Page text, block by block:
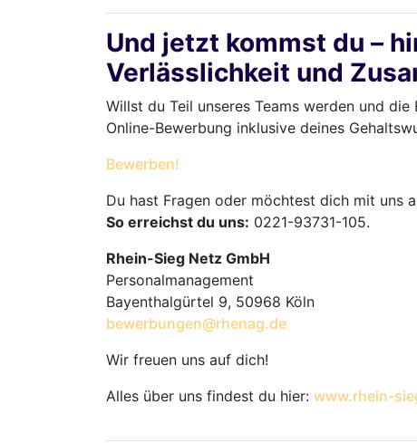
Und jetzt kommst du –
Verlässlichkeit und
Willst du Teil unseres Teams werden und
Online-Bewerbung inklusive deines
Bewerben!
Du hast Fragen oder möchtest dich mit uns
So erreichst du uns: 0221-93731-105.
Rhein-Sieg Netz GmbH
Personalmanagement
Bayenthalgürtel 9, 50968 Köln
bewerbungen@rhenag.de
Wir freuen uns auf dich!
Alles über uns findest du hier: www.rhein-